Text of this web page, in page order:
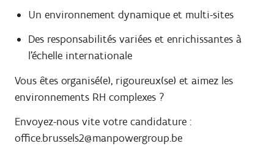
Un environnement dynamique et multi-sites
Des responsabilités variées et enrichissantes à
l’échelle internationale
Vous êtes organisé(e), rigoureux(se) et aimez les
environnements RH complexes ?
Envoyez-nous vite votre candidature :
office.brussels2@manpowergroup.be